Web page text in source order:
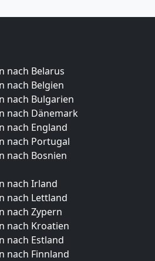
nach Belarus
nach Belgien
nach Bulgarien
nach Dänemark
nach England
nach Portugal
nach Bosnien
nach Irland
nach Lettland
nach Zypern
nach Kroatien
nach Estland
nach Finnland